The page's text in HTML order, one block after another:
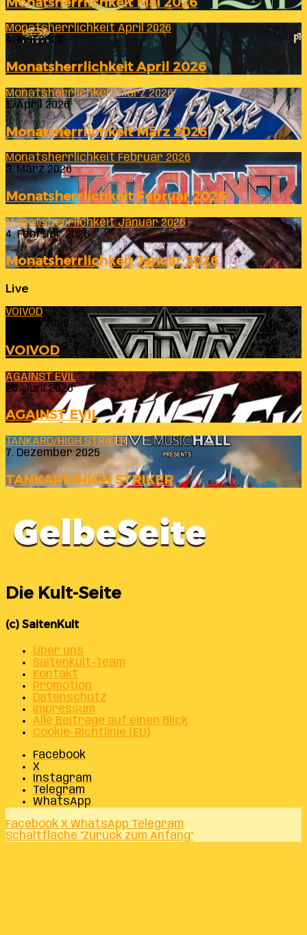
Monatsherrlichkeit April 2026
4. Mai 2026
Monatsherrlichkeit April 2026
Monatsherrlichkeit März 2026
1. April 2026
Monatsherrlichkeit März 2026
Monatsherrlichkeit Februar 2026
3. März 2026
Monatsherrlichkeit Februar 2026
Monatsherrlichkeit Januar 2026
4. Februar 2026
Monatsherrlichkeit Januar 2026
Live
VOIVOD
23. Juli 2026
VOIVOD
AGAINST EVIL
26. Juni 2026
AGAINST EVIL
TANKARD/HIGH STRIKER
7. Dezember 2025
TANKARD/HIGH STRIKER
Die Kult-Seite
(c) SaitenKult
Über uns
SaitenKult-Team
Kontakt
Promotion
Datenschutz
Impressum
Alle Beiträge auf einen Blick
Cookie-Richtlinie (EU)
Facebook
X
Instagram
Telegram
WhatsApp
Facebook X WhatsApp Telegram
Schaltfläche "Zurück zum Anfang"